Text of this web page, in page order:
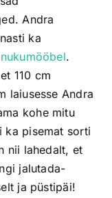
Andra
ka
.
110 cm
laiusesse Andra
kohe mitu
ka pisemat sorti
nii lahedalt, et
jalutada-
ja püstipäi!